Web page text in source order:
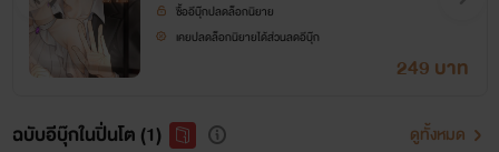
ซื้ออีบุ๊กปลดล็อกนิยาย
เคยปลดล็อกนิยายได้ส่วนลดอีบุ๊ก
249 บาท
ฉบับอีบุ๊กในปิ่นโต (1) ดูทั้งหมด